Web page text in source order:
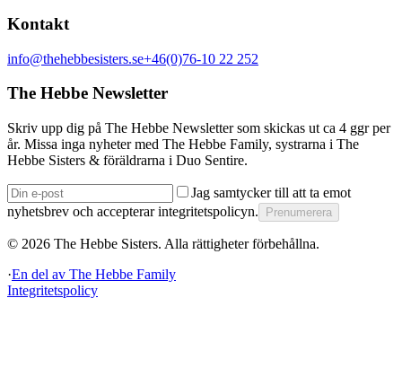
Kontakt
info@thehebbesisters.se+46(0)76-10 22 252
The Hebbe Newsletter
Skriv upp dig på The Hebbe Newsletter som skickas ut ca 4 ggr per
år. Missa inga nyheter med The Hebbe Family, systrarna i The
Hebbe Sisters & föräldrarna i Duo Sentire.
Jag samtycker till att ta emot
nyhetsbrev och accepterar integritetspolicyn.
Prenumerera
© 2026 The Hebbe Sisters. Alla rättigheter förbehållna.
·En del av The Hebbe Family
Integritetspolicy